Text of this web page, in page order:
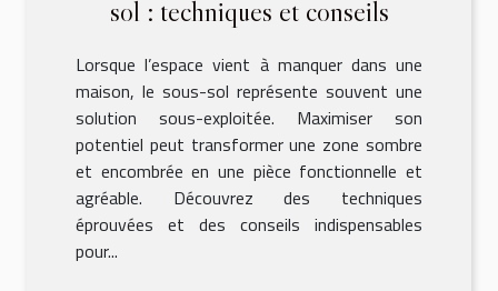
sol : techniques et conseils
Lorsque l’espace vient à manquer dans une
maison, le sous-sol représente souvent une
solution sous-exploitée. Maximiser son
potentiel peut transformer une zone sombre
et encombrée en une pièce fonctionnelle et
agréable. Découvrez des techniques
éprouvées et des conseils indispensables
pour...